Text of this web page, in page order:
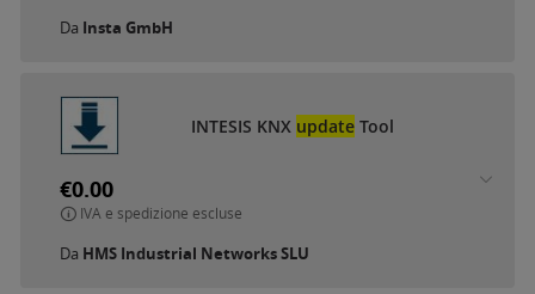
Da Insta GmbH
INTESIS KNX update Tool
€0.00
IVA e spedizione escluse
Da HMS Industrial Networks SLU